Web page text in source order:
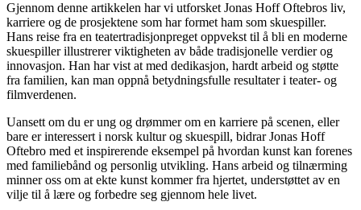
Gjennom denne artikkelen har vi utforsket Jonas Hoff Oftebros liv,
karriere og de prosjektene som har formet ham som skuespiller.
Hans reise fra en teatertradisjonpreget oppvekst til å bli en moderne
skuespiller illustrerer viktigheten av både tradisjonelle verdier og
innovasjon. Han har vist at med dedikasjon, hardt arbeid og støtte
fra familien, kan man oppnå betydningsfulle resultater i teater- og
filmverdenen.
Uansett om du er ung og drømmer om en karriere på scenen, eller
bare er interessert i norsk kultur og skuespill, bidrar Jonas Hoff
Oftebro med et inspirerende eksempel på hvordan kunst kan forenes
med familiebånd og personlig utvikling. Hans arbeid og tilnærming
minner oss om at ekte kunst kommer fra hjertet, understøttet av en
vilje til å lære og forbedre seg gjennom hele livet.